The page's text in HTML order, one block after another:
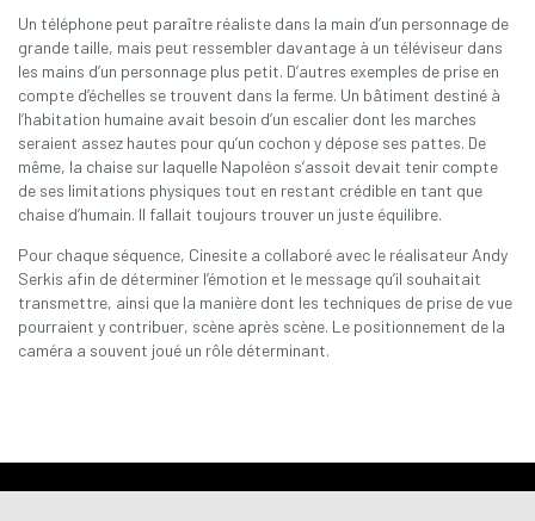
Un téléphone peut paraître réaliste dans la main d’un personnage de
grande taille, mais peut ressembler davantage à un téléviseur dans
les mains d’un personnage plus petit. D’autres exemples de prise en
compte d’échelles se trouvent dans la ferme. Un bâtiment destiné à
l’habitation humaine avait besoin d’un escalier dont les marches
seraient assez hautes pour qu’un cochon y dépose ses pattes. De
même, la chaise sur laquelle Napoléon s’assoit devait tenir compte
de ses limitations physiques tout en restant crédible en tant que
chaise d’humain. Il fallait toujours trouver un juste équilibre.
Pour chaque séquence, Cinesite a collaboré avec le réalisateur Andy
Serkis afin de déterminer l’émotion et le message qu’il souhaitait
transmettre, ainsi que la manière dont les techniques de prise de vue
pourraient y contribuer, scène après scène. Le positionnement de la
caméra a souvent joué un rôle déterminant.